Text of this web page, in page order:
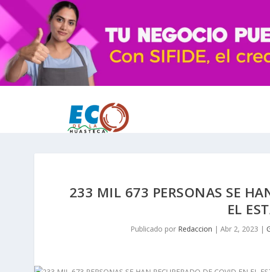
233 MIL 673 PERSONAS SE
EL
Publicado por Redaccion | Abr 2, 2023 |